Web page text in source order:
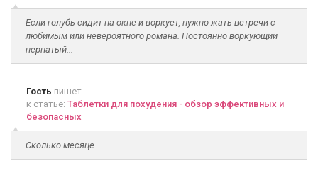
Если голубь сидит на окне и воркует, нужно жать встречи с
любимым или невероятного романа. Постоянно воркующий
пернатый...
Гость пишет
к статье: Таблетки для похудения - обзор эффективных и
безопасных
Сколько месяце